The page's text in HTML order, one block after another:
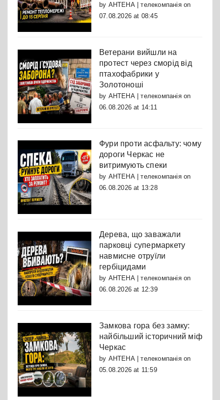
by АНТЕНА | телекомпаніяon
07.08.2026 at 08:45
Ветерани вийшли на
протест через сморід від
птахофабрики у
Золотоноші
by АНТЕНА | телекомпаніяon
06.08.2026 at 14:11
Фури проти асфальту: чому
дороги Черкас не
витримують спеки
by АНТЕНА | телекомпаніяon
06.08.2026 at 13:28
Дерева, що заважали
парковці супермаркету
навмисне отруїли
гербіцидами
by АНТЕНА | телекомпаніяon
06.08.2026 at 12:39
Замкова гора без замку:
найбільший історичний міф
Черкас
by АНТЕНА | телекомпаніяon
05.08.2026 at 11:59